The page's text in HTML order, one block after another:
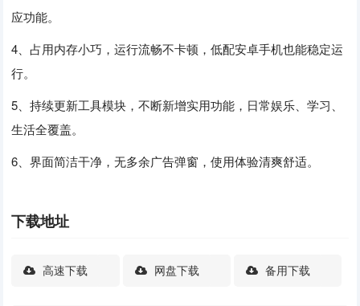
应功能。
4、占用内存小巧，运行流畅不卡顿，低配安卓手机也能稳定运
行。
5、持续更新工具模块，不断新增实用功能，日常娱乐、学习、
生活全覆盖。
6、界面简洁干净，无多余广告弹窗，使用体验清爽舒适。
下载地址
高速下载 网盘下载 备用下载